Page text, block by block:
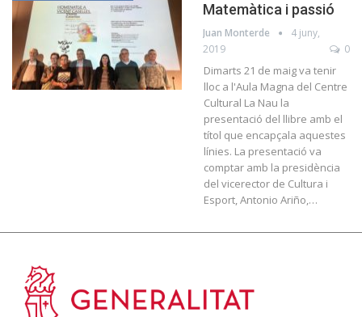
Matemàtica i passió
Juan Monterde
4 juny,
2019
0
Dimarts 21 de maig va tenir
lloc a l'Aula Magna del Centre
Cultural La Nau la
presentació del llibre amb el
títol que encapçala aquestes
línies. La presentació va
comptar amb la presidència
del vicerector de Cultura i
Esport, Antonio Ariño,…